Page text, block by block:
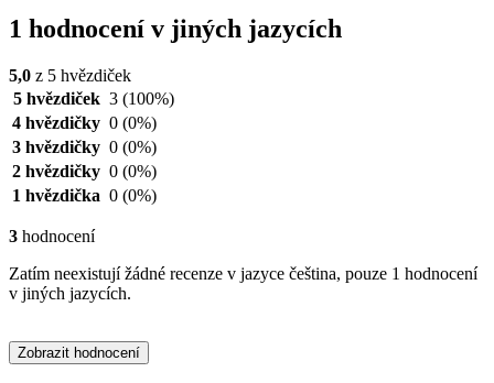
1 hodnocení v jiných jazycích
5,0 z 5 hvězdiček
5 hvězdiček 3 (100%)
4 hvězdičky 0 (0%)
3 hvězdičky 0 (0%)
2 hvězdičky 0 (0%)
1 hvězdička 0 (0%)
3 hodnocení
Zatím neexistují žádné recenze v jazyce čeština, pouze 1 hodnocení
v jiných jazycích.
Zobrazit hodnocení